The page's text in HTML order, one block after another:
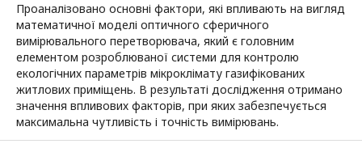
Проаналізовано основні фактори, які впливають на вигляд
математичної моделі оптичного сферичного
вимірювального перетворювача, який є головним
елементом розроблюваної системи для контролю
екологічних параметрів мікроклімату газифікованих
житлових приміщень. В результаті дослідження отримано
значення впливових факторів, при яких забезпечується
максимальна чутливість і точність вимірювань.